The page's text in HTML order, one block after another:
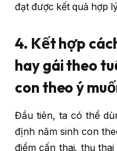
đạt được kết quả hợp
4. Kết hợp
hay gái theo
con theo ý
Đầu tiên, ta có thể
định năm sinh con
điểm cấn thai, thụ